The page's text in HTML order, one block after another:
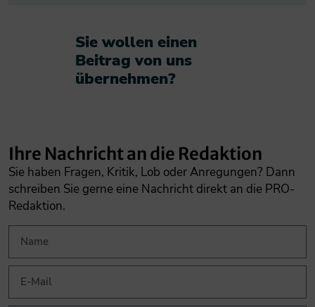
Sie wollen einen
Beitrag von uns
übernehmen?​
Ihre Nachricht an die Redaktion
Sie haben Fragen, Kritik, Lob oder Anregungen? Dann
schreiben Sie gerne eine Nachricht direkt an die PRO-
Redaktion.